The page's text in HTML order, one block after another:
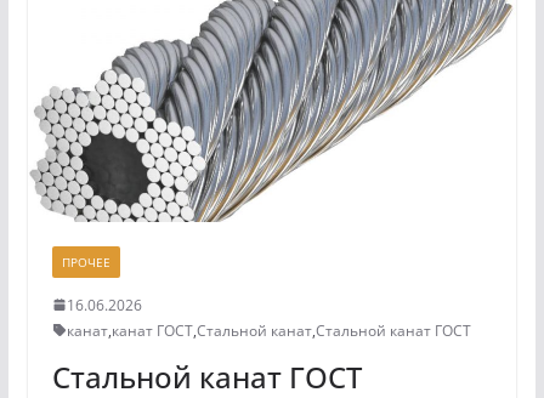
ПРОЧЕЕ
16.06.2026
канат,канат ГОСТ,Стальной канат,Стальной канат ГОСТ
Стальной канат ГОСТ